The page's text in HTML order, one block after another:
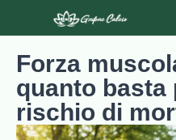
Forza
quanto basta
rischio di